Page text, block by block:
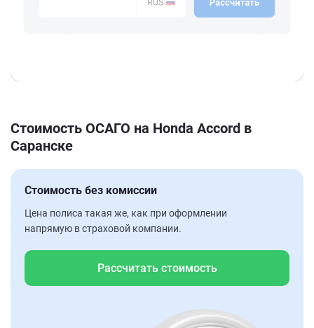
Стоимость ОСАГО на Honda Accord в
Саранске
Стоимость без комиссии
Цена полиса такая же, как при оформлении
напрямую в страховой компании.
Рассчитать стоимость